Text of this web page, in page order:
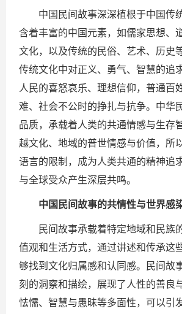
中国民间故事深深植根于中国传
含着丰富的中国元素，如儒家思想、
文化，以及传统的民俗、艺术、历史
传统文化中对正义、勇气、智慧的追
人民的喜怒哀乐、理想信仰，普通百
难、社会不公时的挣扎与抗争。中华
品质，承载着人类的共通情感与生存
越文化、地域的普世情感与价值，所
语言的限制，成为人类共通的精神追
与全球受众产生深层共鸣。
中国民间故事的共情性与世界感
民间故事承载着特定地域和民族
值观和生活方式，通过讲述和传承这
够找到文化归属感和认同感。民间故
刻的洞察和描绘，展现了人性的善良
怯懦、智慧与愚昧等多面性，可以引